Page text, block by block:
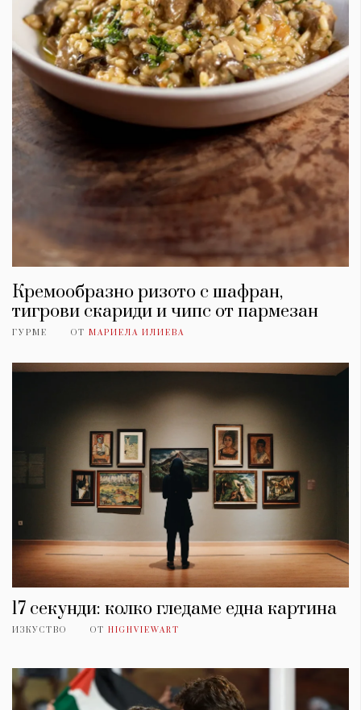
Кремообразно ризото с шафран,
тигрови скариди и чипс от пармезан
ГУРМЕ ОТ МАРИЕЛА ИЛИЕВА
17 секунди: колко гледаме една картина
ИЗКУСТВО ОТ HIGHVIEWART
КАТЕГОРИИ
Wine&Dine
Dialogue
Изкуство
Условия за
Реклама
Политика за